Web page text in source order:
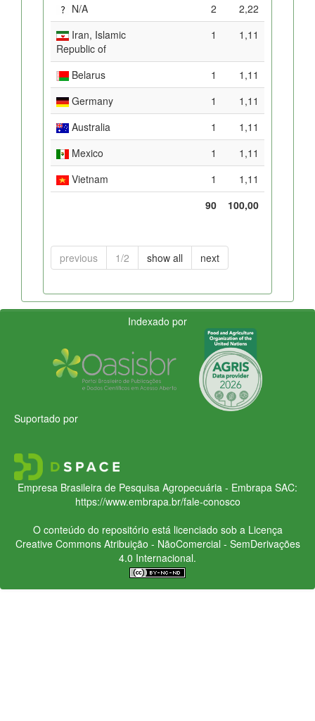
N/A
2
2,22
Iran, Islamic
Republic of
1 1,11
Belarus 1
1,11
Germany
1
1,11
Australia
1
1,11
Mexico
1
1,11
Vietnam
1
1,11
90
100,00
previous 1/2 show all next
Indexado por
Suportado por
Empresa Brasileira de Pesquisa Agropecuária - Embrapa SAC:
https://www.embrapa.br/fale-conosco
O conteúdo do repositório está licenciado sob a Licença
Creative CommonsAtribuição - NãoComercial - SemDerivações
4.0 Internacional.